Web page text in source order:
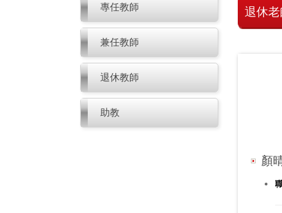
專任教師
兼任教師
退休教師
助教
退休老
顏